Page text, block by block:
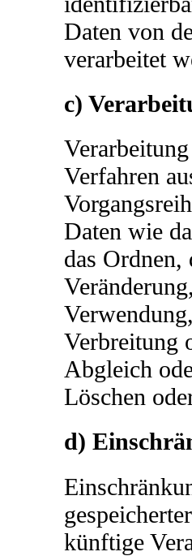
Daten von
verarbeitet
c)
Verfahren
Daten wie
das Ordnen,
Verbreitung
Abgleich
Löschen
d)
künftige